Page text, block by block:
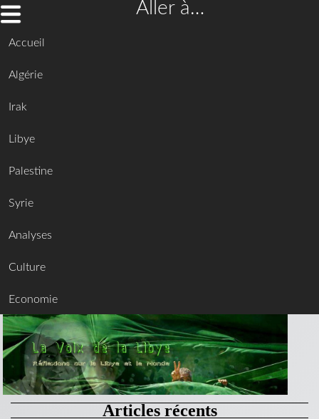
Aller à…
Accueil
Algérie
Irak
Libye
Palestine
Syrie
Analyses
Culture
Economie
Articles récents